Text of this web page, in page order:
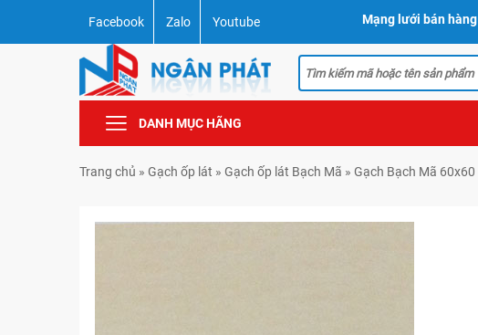
Facebook Zalo Youtube Mạng lưới bán hàng
DANH MỤC HÃNG
Trang chủ » Gạch ốp lát » Gạch ốp lát Bạch Mã » Gạch Bạch Mã 60x60